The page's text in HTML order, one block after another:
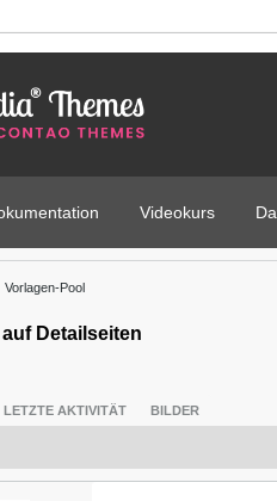
Videokurs
Vorlagen-Pool
auf Detailseiten
LETZTE AKTIVITÄT BILDER